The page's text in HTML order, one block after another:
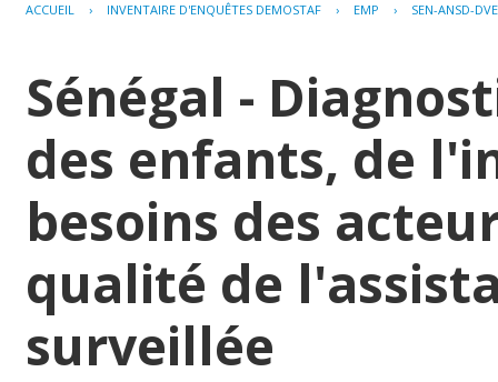
ACCUEIL › INVENTAIRE D'ENQUÊTES DEMOSTAF › EMP › SEN-ANSD-
Sénégal -
des enfants, de
besoins des
qualité de
surveillée